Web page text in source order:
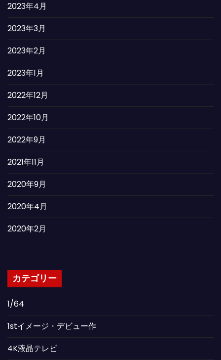
2023年4月
2023年3月
2023年2月
2023年1月
2022年12月
2022年10月
2022年9月
2021年11月
2020年9月
2020年4月
2020年2月
カテゴリー
1/64
1stイメージ・デビュー作
4K液晶テレビ